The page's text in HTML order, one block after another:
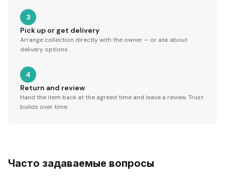
3
Pick up or get delivery
Arrange collection directly with the owner — or ask about
delivery options.
4
Return and review
Hand the item back at the agreed time and leave a review. Trust
builds over time.
Часто задаваемые вопросы